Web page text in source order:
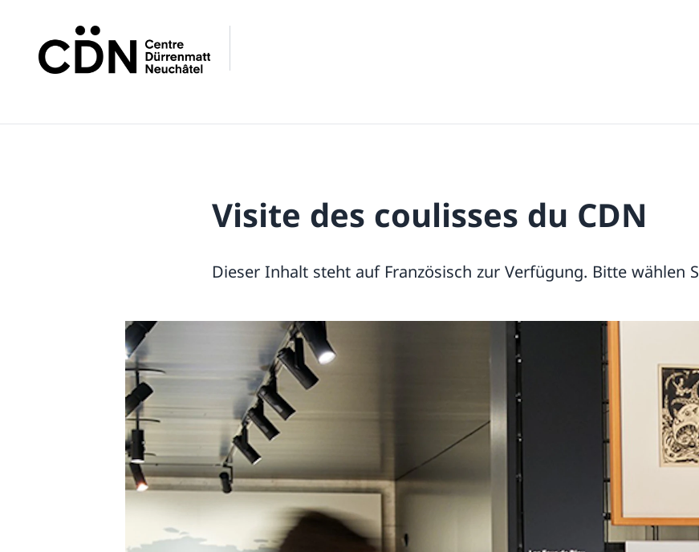
Visite des coulisses du CDN
Dieser Inhalt steht auf Französisch zur Verfügung. Bitte wählen